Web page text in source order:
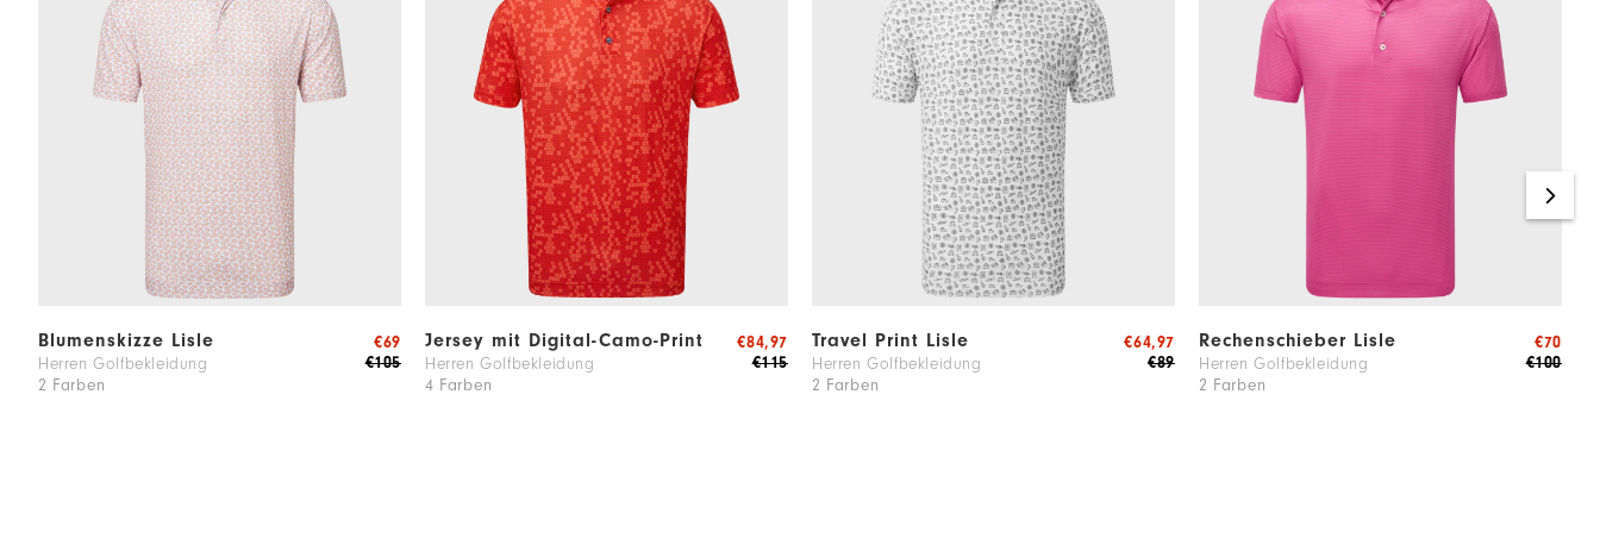
Blumenskizze Lisle
Herren Golfbekleidung
2 Farben
€105
€69 Jersey mit Digital-Camo-Print
Herren Golfbekleidung
4 Farben
€115
€84,97 Travel Print Lisle
Herren Golfbekleidung
2 Farben
€89
€64,97 Rechenschieber Lisle
Herren Golfbekleidung
2 Farben
€100
€70